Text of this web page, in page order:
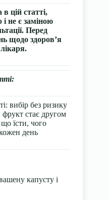
цій статті,
не є заміною
Перед
щодо здоров’я
вибір без ризику
стає другом
їсти, чого
день
капусту і